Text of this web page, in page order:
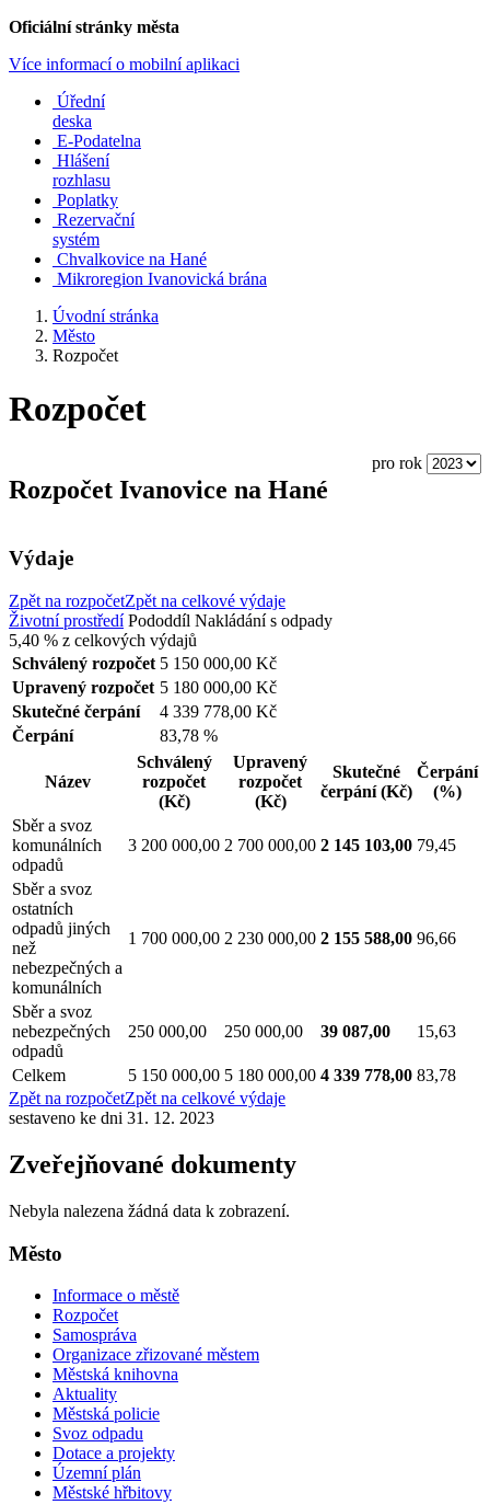
Oficiální stránky města
Více informací o mobilní aplikaci
Úřední
deska
E-Podatelna
Hlášení
rozhlasu
Poplatky
Rezervační
systém
Chvalkovice na Hané
Mikroregion Ivanovická brána
Úvodní stránka
Město
Rozpočet
Rozpočet
pro rok
Rozpočet Ivanovice na Hané
Výdaje
Zpět na rozpočetZpět na celkové výdaje
Životní prostředí Pododdíl Nakládání s odpady
5,40 % z celkových výdajů
Schválený rozpočet 5 150 000,00 Kč
Upravený rozpočet 5 180 000,00 Kč
Skutečné čerpání
4 339 778,00 Kč
Čerpání
83,78 %
Název
Schválený
rozpočet
(Kč)
Upravený
rozpočet
(Kč)
Skutečné
čerpání(Kč)
Čerpání
(%)
Sběr a svoz
komunálních
odpadů
3 200 000,00 2 700 000,00 2 145 103,00 79,45
Sběr a svoz
ostatních
odpadů jiných
než
nebezpečných a
komunálních
1 700 000,00 2 230 000,00 2 155 588,00 96,66
Sběr a svoz
nebezpečných
odpadů
250 000,00 250 000,00 39 087,00 15,63
Celkem 5 150 000,00 5 180 000,00 4 339 778,00 83,78
Zpět na rozpočetZpět na celkové výdaje
sestaveno ke dni 31. 12. 2023
Zveřejňované dokumenty
Nebyla nalezena žádná data k zobrazení.
Město
Informace o městě
Rozpočet
Samospráva
Organizace zřizované městem
Městská knihovna
Aktuality
Městská policie
Svoz odpadu
Dotace a projekty
Územní plán
Městské hřbitovy